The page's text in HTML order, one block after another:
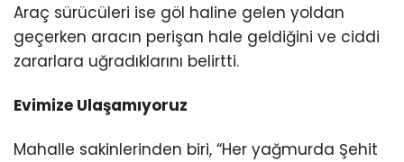
Araç sürücüleri ise göl haline gelen yoldan
geçerken aracın perişan hale geldiğini ve ciddi
zararlara uğradıklarını belirtti.
Evimize Ulaşamıyoruz
Mahalle sakinlerinden biri, “Her yağmurda Şehit